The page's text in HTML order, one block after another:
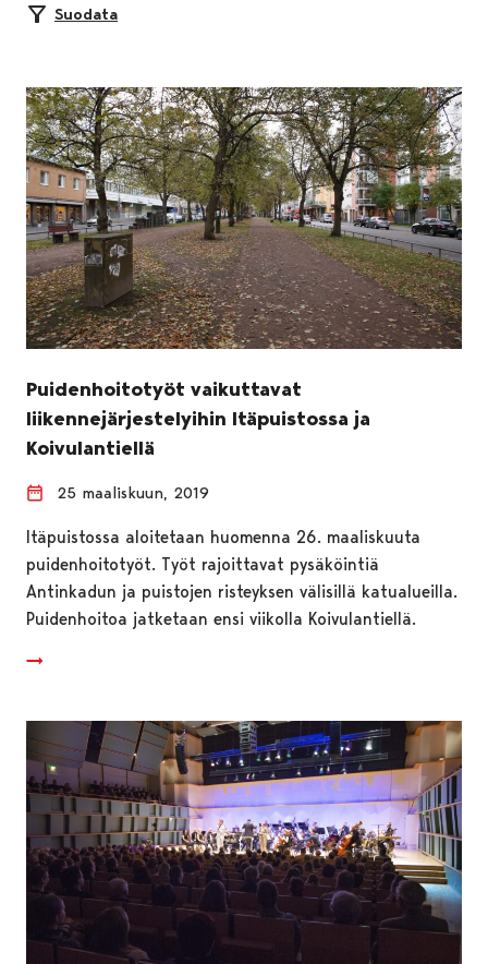
Suodata
Puidenhoitotyöt vaikuttavat
liikennejärjestelyihin Itäpuistossa ja
Koivulantiellä
25 maaliskuun, 2019
Itäpuistossa aloitetaan huomenna 26. maaliskuuta
puidenhoitotyöt. Työt rajoittavat pysäköintiä
Antinkadun ja puistojen risteyksen välisillä katualueilla.
Puidenhoitoa jatketaan ensi viikolla Koivulantiellä.